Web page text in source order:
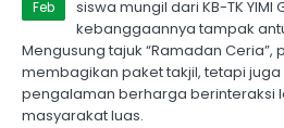
Feb
siswa mungil dari KB-TK
kebanggaannya tampak
Mengusung tajuk “Ramadan Ceria”,
membagikan paket takjil, tetapi
pengalaman berharga berinteraksi
masyarakat luas.